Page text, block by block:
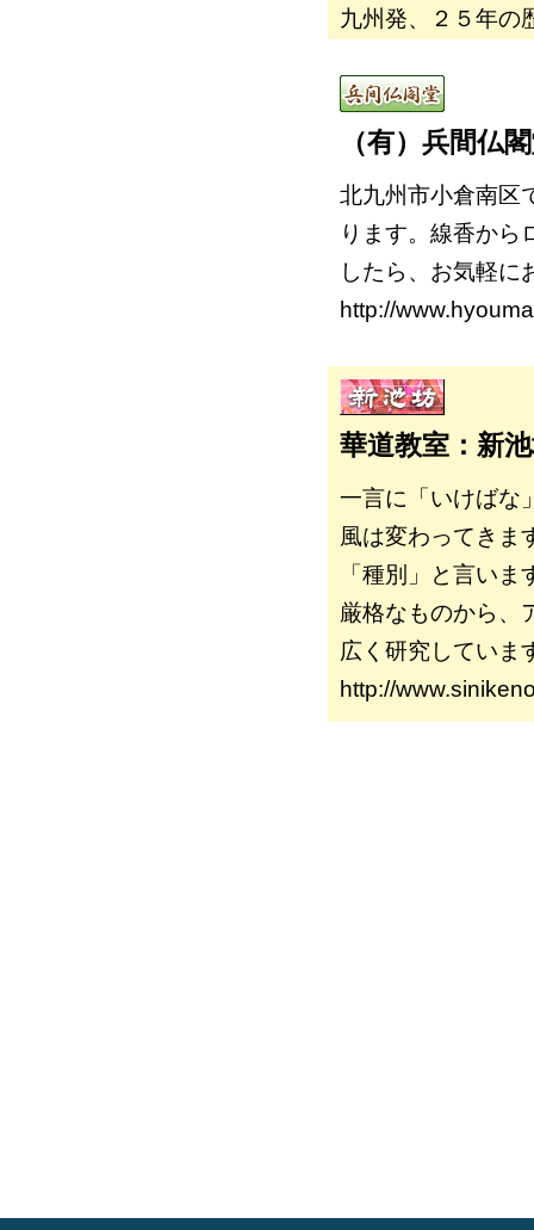
九州発、２５年の
（有）兵間仏
北九州市小倉南区
ります。線香から
したら、お気軽に
http://
華道教室：新
一言に「いけばな
風は変わってきま
「種別」と言い
厳格なものから、
広く研究していま
http://